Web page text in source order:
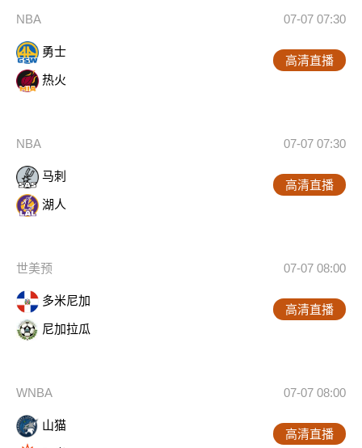
NBA 07-07 07:30
勇士
热火
高清直播
NBA 07-07 07:30
马刺
湖人
高清直播
世美预 07-07 08:00
多米尼加
尼加拉瓜
高清直播
WNBA 07-07 08:00
山猫
高清直播